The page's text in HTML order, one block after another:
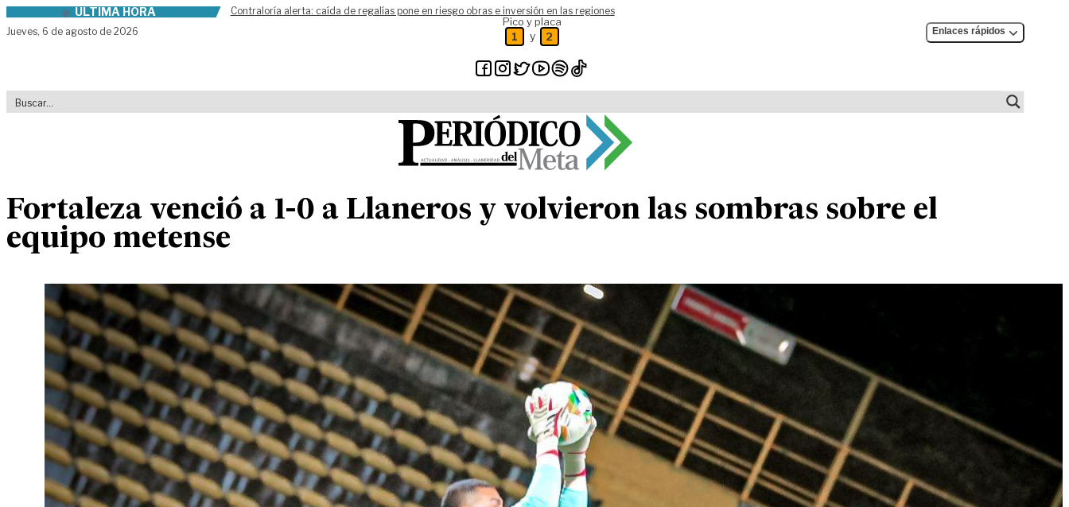
Skip to contentÚLTIMA HORA
Contraloría alerta: caída de regalías pone en riesgo obras e inversión en las regiones
Jueves, 6 de agosto de 2026
Pico y placa
1 y 2 Enlaces rápidos
Fortaleza venció a 1-0 a Llaneros y volvieron las sombras sobre el
equipo metense